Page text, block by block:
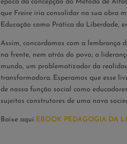
época da concepção do Método de
que Freire iria consolidar na sua obra
Educação como Prática da Liberdade,
Assim, concordamos com a lembrança
na frente, nem atrás do povo; a
mundo, um problematizador da
transformadora. Esperamos que esse
de nossa função social como
sujeitos construtores de uma nova
Baixe aqui EBOOK PEDAGOGIA DA